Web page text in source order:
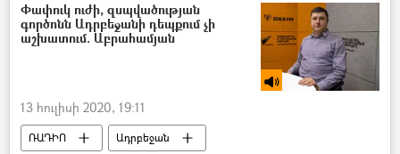
Փափուկ ուժի, զսպվածության
գործոնն Ադրբեջանի դեպքում չի
աշխատում. Աբրահամյան
13 հուլիսի 2020, 19:11
ՌԱԴԻՈ
Ադրբեջան